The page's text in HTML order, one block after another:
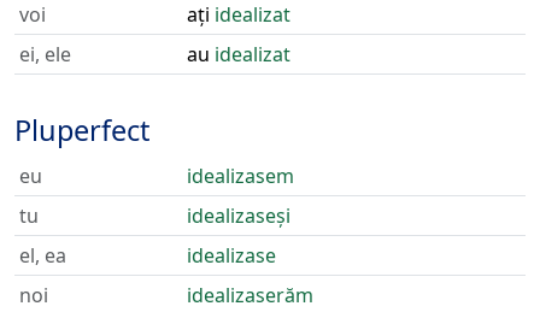
voi
ați idealizat
ei, ele
au idealizat
Pluperfect
eu
idealizasem
tu
idealizaseși
el, ea
idealizase
noi
idealizaserăm